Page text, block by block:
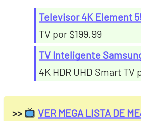
Televisor 4K Element
TV por $199.99
TV Inteligente
4K HDR UHD Smart TV
>>
VER MEGA LISTA DE